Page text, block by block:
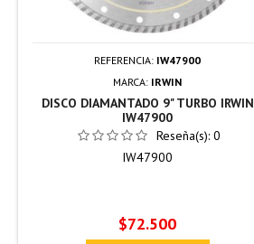
REFERENCIA: IW47900
MARCA: IRWIN
DISCO DIAMANTADO 9" TURBO IRWIN
IW47900
Reseña(s): 0
IW47900
Precio
$72.500